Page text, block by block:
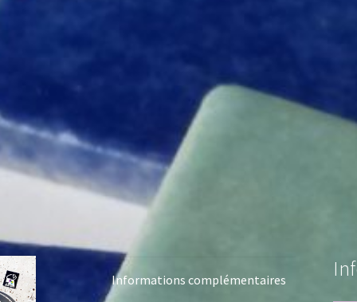
Informations complémentaires